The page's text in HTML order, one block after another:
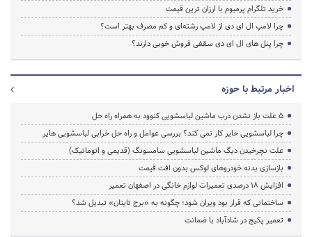
خرید تلگرام پرمیوم با ارزان ترین قیمت
چرا لامپ ال ای دی از لامپ رشته‌ای و کم مصرف بهتر است؟
چرا پنل های ال ای دی سقفی فروش خوبی دارند؟
اخبار مرتبط با حوزه
5 علت باز نشدن درب ماشین لباسشویی کنوود به همراه راه حل
چرا لباسشویی حایر کار نمی کند؟ بررسی عوامل و راه حل خرابی لباسشویی هایر
علت نچرخیدن دیگ ماشین لباسشویی سامسونگ (قدیمی و اتوماتیک)
بازسازی بدنه خودروهای لوکس بدون افت قیمت
افزایش ۱۸ درصدی تعمیرات لوازم خانگی در اصفهان تعمیر
ساختمانی که قرار بود ویران شود؛ چگونه به «برج تایتان» تبدیل شد؟
تعمیر پکیج در شادآباد با ضمانت